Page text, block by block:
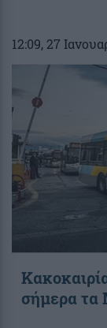
12:09, 27
σήμερα